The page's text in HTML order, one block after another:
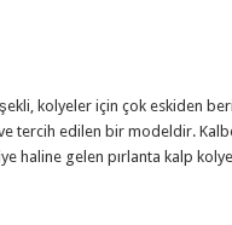
kolyeler için çok eskiden
tercih edilen bir modeldir.
haline gelen pırlanta kalp